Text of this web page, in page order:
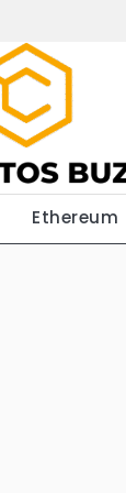
Ethereum